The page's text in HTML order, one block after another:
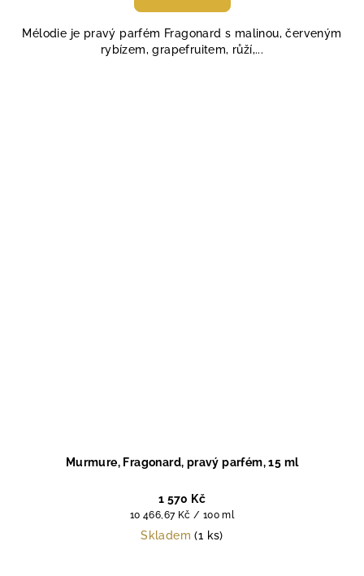
z
5
Mélodie je pravý parfém Fragonard s malinou, červeným
rybízem, grapefruitem, růží,...
Murmure, Fragonard, pravý parfém, 15 ml
1 570 Kč
Měrná
cena:
10 466,67 Kč / 100 ml
Skladem(1 ks)